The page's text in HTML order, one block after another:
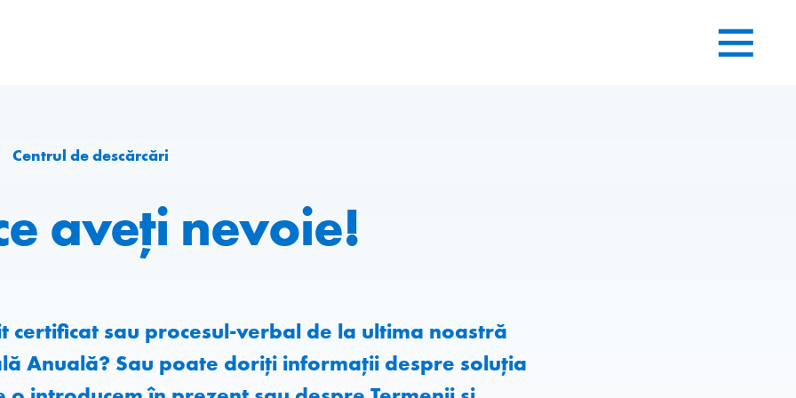
Centrul de descărcări
aveți nevoie!
certificat sau procesul-verbal de la ultima noastră
Anuală? Sau poate doriți informații despre soluția